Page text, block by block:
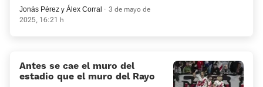
Jonás Pérez y Álex Corral
3 de mayo de
2025, 16:21 h
Antes se cae el muro del
estadio que el muro del Rayo